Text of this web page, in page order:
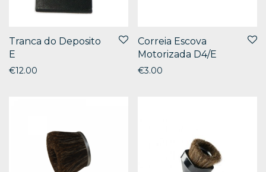
Tranca do Deposito
E
€12.00
Correia Escova
Motorizada D4/E
€3.00